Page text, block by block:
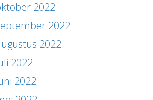
2022
2022
2022
2022
2022